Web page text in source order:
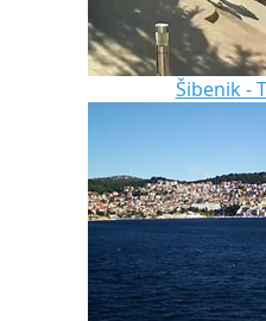
Šibenik -